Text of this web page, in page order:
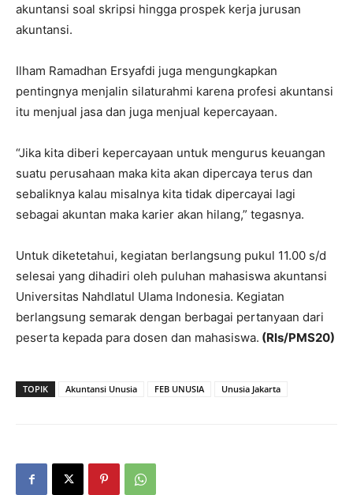
akuntansi soal skripsi hingga prospek kerja jurusan
akuntansi.
Ilham Ramadhan Ersyafdi juga mengungkapkan
pentingnya menjalin silaturahmi karena profesi akuntansi
itu menjual jasa dan juga menjual kepercayaan.
“Jika kita diberi kepercayaan untuk mengurus keuangan
suatu perusahaan maka kita akan dipercaya terus dan
sebaliknya kalau misalnya kita tidak dipercayai lagi
sebagai akuntan maka karier akan hilang,” tegasnya.
Untuk diketetahui, kegiatan berlangsung pukul 11.00 s/d
selesai yang dihadiri oleh puluhan mahasiswa akuntansi
Universitas Nahdlatul Ulama Indonesia. Kegiatan
berlangsung semarak dengan berbagai pertanyaan dari
peserta kepada para dosen dan mahasiswa. (Rls/PMS20)
TOPIK Akuntansi Unusia FEB UNUSIA Unusia Jakarta